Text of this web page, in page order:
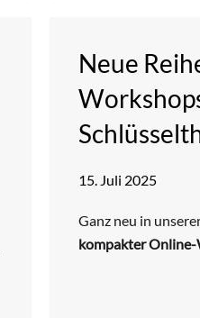
Neue
15. Juli 2025
Ganz neu in
kompakter